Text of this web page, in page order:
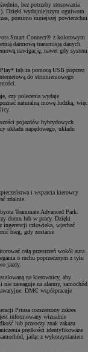
bez potrzeby stosowania
Dzięki wydajniejszym ogniwom
pomimo mniejszej powierzchni
Smart Connect® z kolorowym
darmową transmisją danych.
nawigację, nawet gdy system
lub za pomocą USB poprzez
do strumieniowego
czy polecenia wydaje
naturalną mowę ludzką, więc
pojazdów hybrydowych
układu napędowego, układu
i wsparcia kierowcy
zdalnie.
Teammate Advanced Park.
domu lub w pracy. Dzięki
człowieka, wjechać
bieg, gdy zostanie
całą przestrzeń wokół auta.
o ruchu poprzecznym z tyłu
jazdy.
na kierownicy, aby
zareaguje na alarmy, samochód
DMC współpracuje
Priusa rozszerzony zakres
informowany wizualnie
lub przeoczy znak zakazu
prędkości identyfikowane
jadąc z wykorzystaniem